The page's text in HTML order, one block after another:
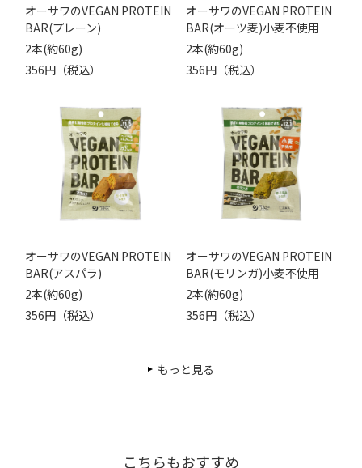
オーサワのVEGAN PROTEIN
BAR(プレーン)
2本(約60g)
356円（税込）
オーサワのVEGAN PROTEIN
BAR(オーツ麦)小麦不使用
2本(約60g)
356円（税込）
オーサワのVEGAN PROTEIN
BAR(アスパラ)
2本(約60g)
356円（税込）
オーサワのVEGAN PROTEIN
BAR(モリンガ)小麦不使用
2本(約60g)
356円（税込）
もっと見る
こちらもおすすめ